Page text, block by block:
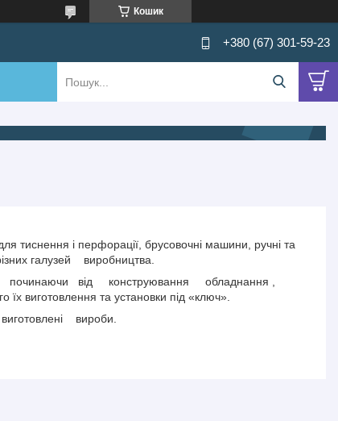
Кошик
+380 (67) 301-59-23
тиснення і перфорації, брусовочні машини, ручні та
галузей
виробництва.
починаючи від конструювання
обладнання ,
їх виготовлення та установки під «ключ».
вироби.